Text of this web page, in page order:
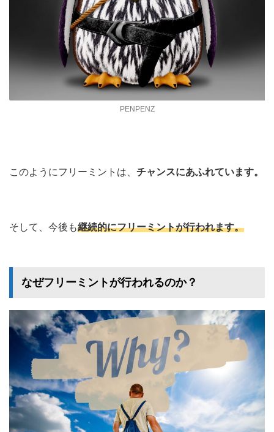
PENPENZ
このようにフリーミントは、 チャンスにあふれています。
そして、今後も継続的にフリーミントが行われます。
なぜフリーミントが行われるのか？